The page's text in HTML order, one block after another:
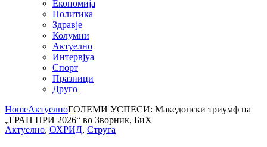
Економија
Политика
Здравје
Колумни
Актуелно
Интервјуа
Спорт
Празници
Друго
HomeАктуелноГОЛЕМИ УСПЕСИ: Македонски триумф на
„ГРАН ПРИ 2026“ во Зворник, БиХ
Актуелно, ОХРИД, Струга